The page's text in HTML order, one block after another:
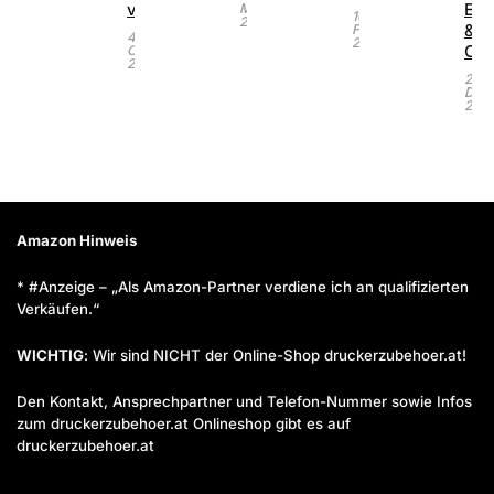
vergleichen
4.
Oktober
2023
März
2026
16.
Februar
2022
&
23.
2021
Amazon Hinweis
* #Anzeige – „Als Amazon-Partner verdiene ich an qualifizierten
Verkäufen.“
WICHTIG: Wir sind NICHT der Online-Shop druckerzubehoer.at!
Den Kontakt, Ansprechpartner und Telefon-Nummer sowie Infos
zum druckerzubehoer.at Onlineshop gibt es auf
druckerzubehoer.at